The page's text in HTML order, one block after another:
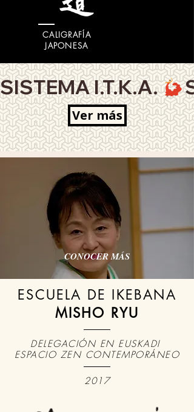
CALIGRAFÍA
JAPONESA
SISTEMA I.T.K.A.
Ver más
CONOCER MÁS
ESCUELA DE IKEBANA
MISHO RYU
DELEGACIÓN EN EUSKADI
ESPACIO ZEN CONTEMPORÁNEO
2017